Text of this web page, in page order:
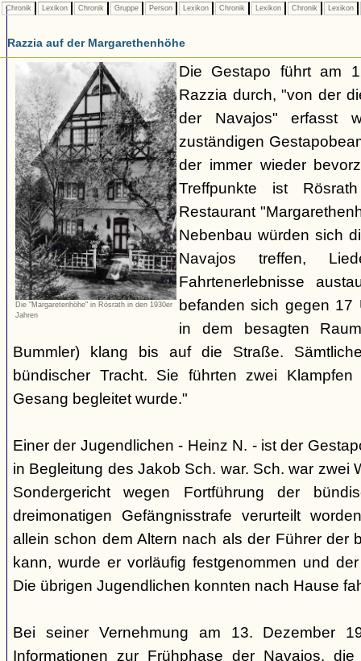
Chronik Lexikon Chronik Gruppe Person Lexikon Chronik Lexikon Chronik Lexikon
Razzia auf der Margarethenhöhe
Die "Margaretenhöhe" in Rösrath in den 1930er
Jahren
Die Gestapo führt am
Razzia durch, "von der
der Navajos" erfasst
zuständigen
der immer wieder
Treffpunkte ist
Restaurant
Nebenbau würden sich
Navajos treffen,
Fahrtenerlebnisse
befanden sich gegen 17
in dem besagten
Bummler) klang bis auf die Straße.
bündischer Tracht. Sie führten zwei
Gesang begleitet wurde."
Einer der Jugendlichen - Heinz N. - ist der
in Begleitung des Jakob Sch. war. Sch. war zwei
Sondergericht wegen Fortführung der
dreimonatigen Gefängnisstrafe verurteilt
allein schon dem Altern nach als der Führer der
kann, wurde er vorläufig festgenommen und
Die übrigen Jugendlichen konnten nach Hause
Bei seiner Vernehmung am 13. Dezember
Informationen zur Frühphase der Navajos,